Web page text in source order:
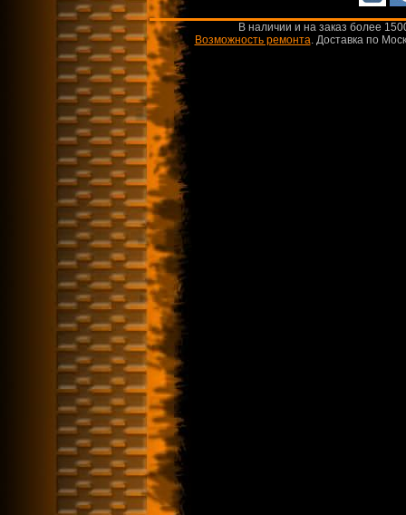
В наличии и на заказ более
Возможность ремонта.Доставка по